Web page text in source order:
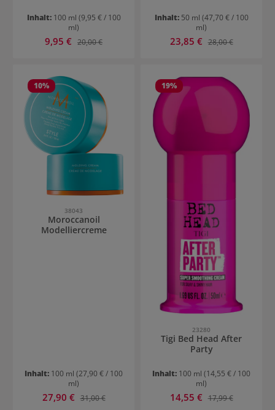
Inhalt: 100 ml (9,95 € / 100
ml)
Verkaufspreis:
9,95 € Regulärer Preis:
20,00 €
Inhalt: 50 ml (47,70 € / 100
ml)
Verkaufspreis:
23,85 € Regulärer Preis:
28,00 €
10%
38043
Moroccanoil
Modelliercreme
Inhalt: 100 ml (27,90 € / 100
ml)
Verkaufspreis:
27,90 € Regulärer Preis:
31,00 €
19%
23280
Tigi Bed Head After
Party
Inhalt: 100 ml (14,55 € / 100
ml)
Verkaufspreis:
14,55 € Regulärer Preis:
17,99 €